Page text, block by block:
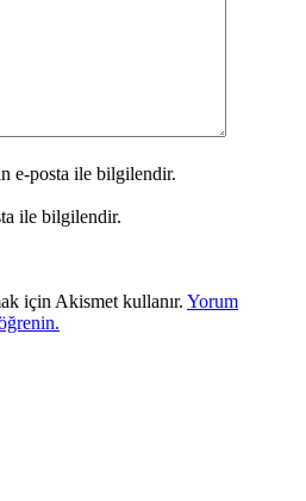
e-posta ile bilgilendir.
ile bilgilendir.
için Akismet kullanır. Yorum